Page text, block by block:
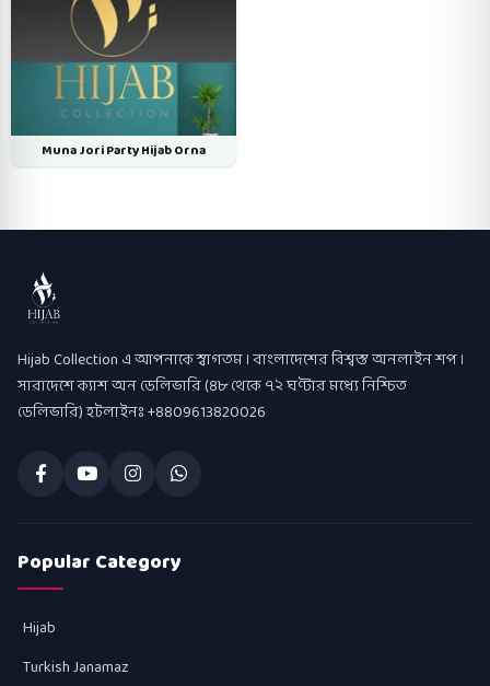
Muna Jori Party Hijab Orna
Hijab Collection
Hijab Collection এ আপনাকে স্বাগতম । বাংলাদেশের বিশ্বস্ত অনলাইন শপ ।
সারাদেশে ক্যাশ অন ডেলিভারি (৪৮ থেকে ৭২ ঘণ্টার মধ্যে নিশ্চিত
ডেলিভারি) হটলাইনঃ +8809613820026
Popular Category
Hijab
Turkish Janamaz